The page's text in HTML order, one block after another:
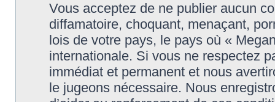
Vous acceptez de ne publier aucun
diffamatoire, choquant, menaçant,
lois de votre pays, le pays où «
internationale. Si vous ne respectez
immédiat et permanent et nous
le jugeons nécessaire. Nous